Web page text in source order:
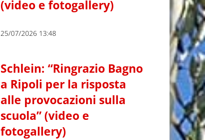
(video e fotogallery)
25/07/2026 13:48
Schlein: “Ringrazio Bagno
a Ripoli per la risposta
alle provocazioni sulla
scuola” (video e
fotogallery)